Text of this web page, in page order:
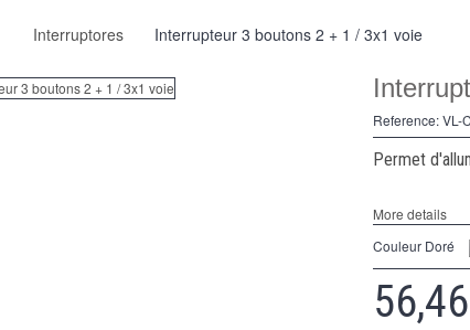
Interruptores Interrupteur 3 boutons 2 + 1 / 3x1 voie
Reference:VL-
Permet
More details
Couleur Doré